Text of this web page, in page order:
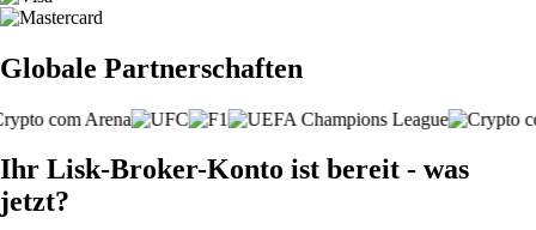
Globale Partnerschaften
Ihr Lisk-Broker-Konto ist bereit - was
jetzt?